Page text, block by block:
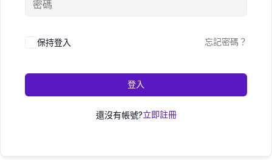
保持登入 忘記密碼？
登入
還沒有帳號?立即註冊